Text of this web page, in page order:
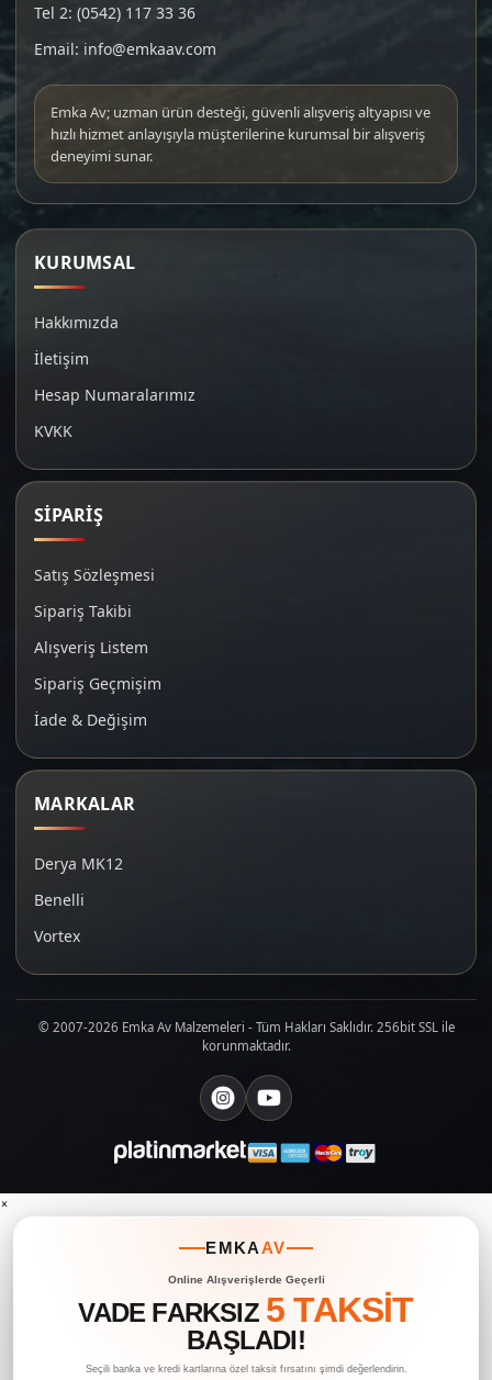
Tel 2: (0542) 117 33 36
Email: info@emkaav.com
Emka Av; uzman ürün desteği, güvenli alışveriş altyapısı ve
hızlı hizmet anlayışıyla müşterilerine kurumsal bir alışveriş
deneyimi sunar.
KURUMSAL
Hakkımızda
İletişim
Hesap Numaralarımız
KVKK
SİPARİŞ
Satış Sözleşmesi
Sipariş Takibi
Alışveriş Listem
Sipariş Geçmişim
İade & Değişim
MARKALAR
Derya MK12
Benelli
Vortex
© 2007-2026 Emka Av Malzemeleri - Tüm Hakları Saklıdır. 256bit SSL ile
korunmaktadır.
×
EMKAAV
Online Alışverişlerde Geçerli
VADE FARKSIZ 5 TAKSİT
BAŞLADI!
Seçili banka ve kredi kartlarına özel taksit fırsatını şimdi değerlendirin.